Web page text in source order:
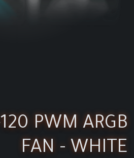
PWM ARGB
FAN - WHITE